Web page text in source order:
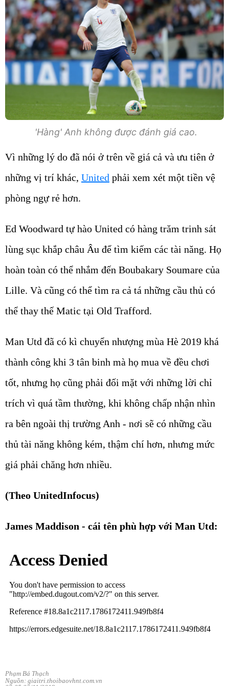
'Hàng' Anh không được đánh giá cao.
Vì những lý do đã nói ở trên về giá cả và ưu tiên ở
những vị trí khác, United phải xem xét một tiền vệ
phòng ngự rẻ hơn.
Ed Woodward tự hào United có hàng trăm trinh sát
lùng sục khắp châu Âu để tìm kiếm các tài năng. Họ
hoàn toàn có thể nhắm đến Boubakary Soumare của
Lille. Và cũng có thể tìm ra cả tá những cầu thủ có
thể thay thế Matic tại Old Trafford.
Man Utd đã có kì chuyển nhượng mùa Hè 2019 khá
thành công khi 3 tân binh mà họ mua về đều chơi
tốt, nhưng họ cũng phải đối mặt với những lời chỉ
trích vì quá tầm thường, khi không chấp nhận nhìn
ra bên ngoài thị trường Anh - nơi sẽ có những cầu
thủ tài năng không kém, thậm chí hơn, nhưng mức
giá phải chăng hơn nhiều.
(Theo UnitedInfocus)
James Maddison - cái tên phù hợp với Man Utd:
Phạm Bá Thạch
Nguồn: giaitri.thoibaovhnt.com.vn